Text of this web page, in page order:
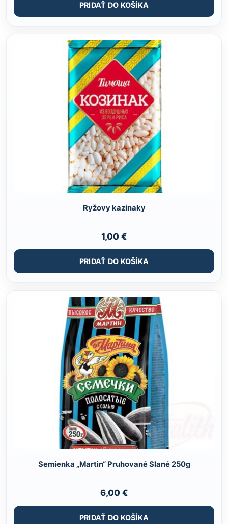
PRIDAŤ DO KOŠÍKA
Ryžovy kazinaky
1,00 €
PRIDAŤ DO KOŠÍKA
Semienka „Martin“ Pruhované Slané 250g
6,00 €
PRIDAŤ DO KOŠÍKA